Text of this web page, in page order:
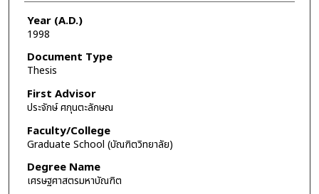
Year (A.D.)
1998
Document Type
Thesis
First Advisor
ประจักษ์ ศกุนตะลักษณ
Faculty/College
Graduate School (บัณฑิตวิทยาลัย)
Degree Name
เศรษฐศาสตรมหาบัณฑิต